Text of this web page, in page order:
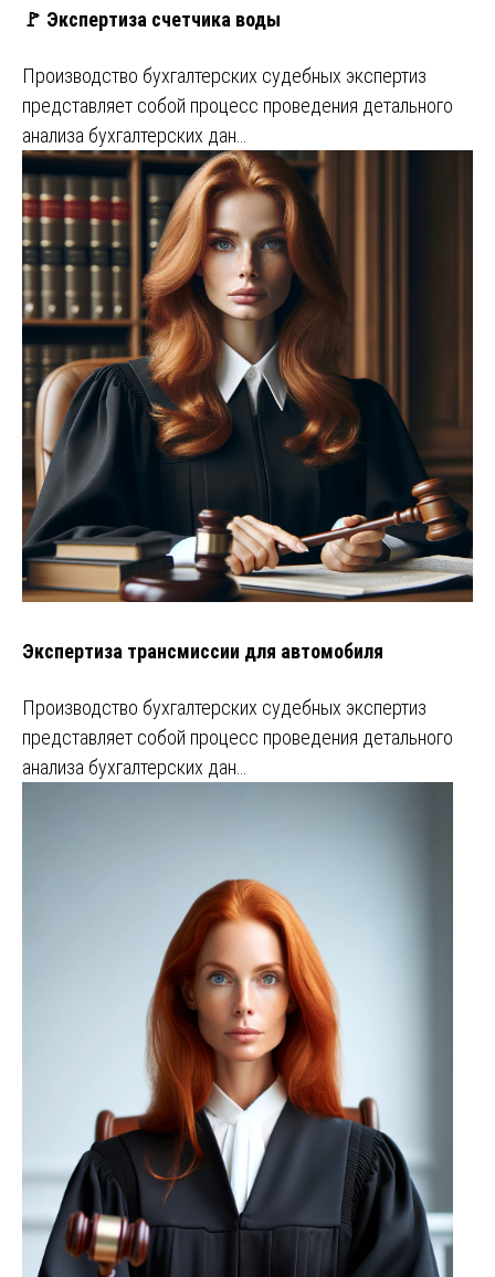
🚩 Экспертиза счетчика воды
Производство бухгалтерских судебных экспертиз
представляет собой процесс проведения детального
анализа бухгалтерских дан…
Экспертиза трансмиссии для автомобиля
Производство бухгалтерских судебных экспертиз
представляет собой процесс проведения детального
анализа бухгалтерских дан…